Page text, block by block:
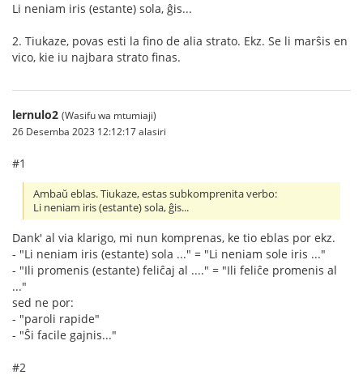
Li neniam iris (estante) sola, ĝis...
2. Tiukaze, povas esti la fino de alia strato. Ekz. Se li marŝis en
vico, kie iu najbara strato finas.
lernulo2 (Wasifu wa mtumiaji)
26 Desemba 2023 12:12:17 alasiri
#1
Ambaŭ eblas. Tiukaze, estas subkomprenita verbo:
Li neniam iris (estante) sola, ĝis...
Dank' al via klarigo, mi nun komprenas, ke tio eblas por ekz.
- "Li neniam iris (estante) sola ..." = "Li neniam sole iris ..."
- "Ili promenis (estante) feliĉaj al ...." = "Ili feliĉe promenis al
..."
sed ne por:
- "paroli rapide"
- "Ŝi facile gajnis..."
#2